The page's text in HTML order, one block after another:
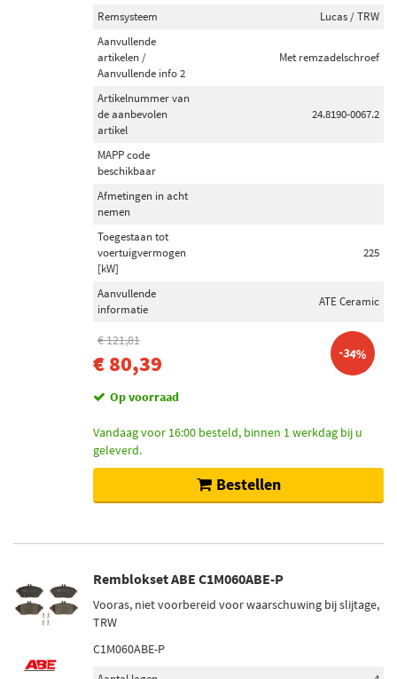
Remsysteem
Lucas / TRW
Aanvullende
artikelen /
Aanvullende info 2
Met remzadelschroef
Artikelnummer van
de aanbevolen
artikel
24.8190-0067.2
MAPP code
beschikbaar
Afmetingen in acht
nemen
Toegestaan tot
voertuigvermogen
[kW]
225
Aanvullende
informatie
ATE Ceramic
€ 121,81
€ 80,39 -34%
Op voorraad
Vandaag voor 16:00 besteld, binnen 1 werkdag bij u
geleverd.
Bestellen
Remblokset ABE C1M060ABE-P
Vooras, niet voorbereid voor waarschuwing bij slijtage,
TRW
C1M060ABE-P